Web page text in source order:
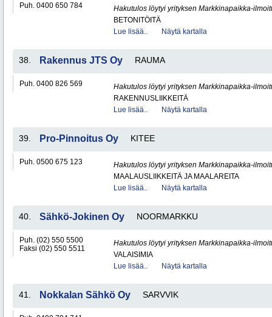
Puh. 0400 650 784
Hakutulos löytyi yrityksen Markkinapaikka-
BETONITÖITÄ
Lue lisää..
Näytä kartalla
38. Rakennus JTS Oy RAUMA
Puh. 0400 826 569
Hakutulos löytyi yrityksen Markkinapaikka-
RAKENNUSLIIKKEITÄ
Lue lisää..
Näytä kartalla
39. Pro-Pinnoitus Oy KITEE
Puh. 0500 675 123
Hakutulos löytyi yrityksen Markkinapaikka-
MAALAUSLIIKKEITÄ JA MAALAREITA
Lue lisää..
Näytä kartalla
40. Sähkö-Jokinen Oy NOORMARKKU
Puh. (02) 550 5500
Faksi (02) 550 5511
Hakutulos löytyi yrityksen Markkinapaikka-
VALAISIMIA
Lue lisää..
Näytä kartalla
41. Nokkalan Sähkö Oy SARVVIK